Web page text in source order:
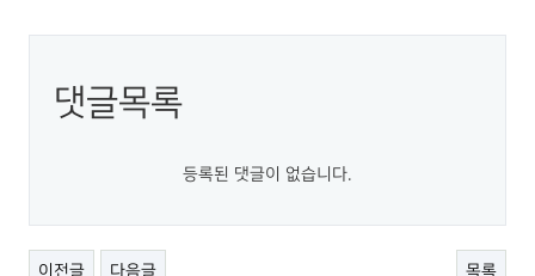
댓글목록
등록된 댓글이 없습니다.
이전글 다음글 목록